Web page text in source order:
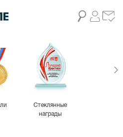
Стеклянные
награды